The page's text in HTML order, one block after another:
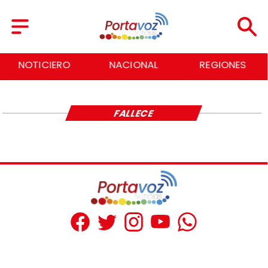
NOTICIERO NACIONAL REGIONES
FALLECE